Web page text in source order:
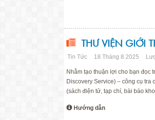
THƯ VIỆN GIỚI
Tin Tức 18 Tháng 8 2025
Nhằm tạo thuận lợi cho bạn đọc
Discovery Service) – công cụ tra
(sách điện tử, tạp chí, bài báo
Hướng dẫn